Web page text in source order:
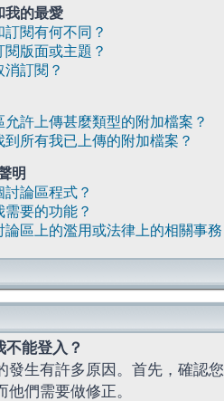
我的最愛
閱有何不同？
版面或主題？
訂閱？
允許上傳甚麼類型的附加檔案？
到所有我已上傳的附加檔案？
明
論區程式？
要的功能？
論區上的濫用或法律上的相關事
不能登入？
發生有許多原因。首先，確認
他們需要做修正。